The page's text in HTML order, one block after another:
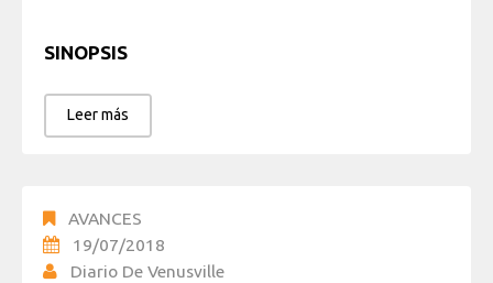
SINOPSIS
Leer más
AVANCES
19/07/2018
Diario De Venusville